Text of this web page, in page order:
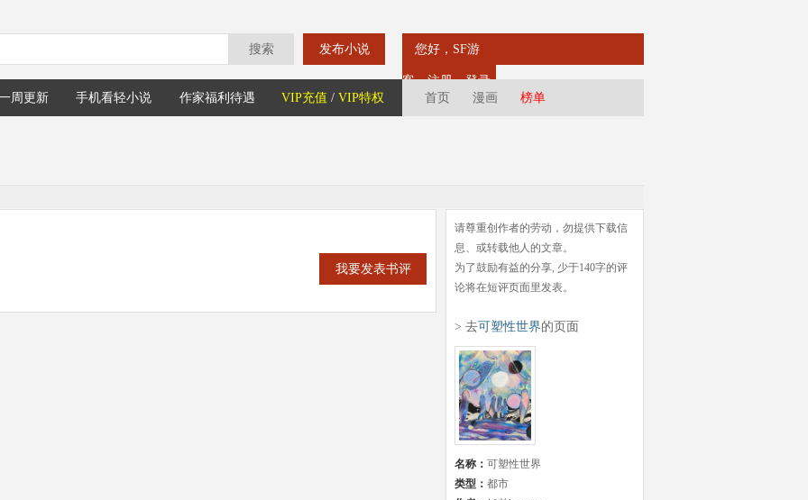
搜索 发布小说 您好，SF游
客注册
登录
周更新 手机看轻小说 作家福利待遇 VIP充值 / VIP特权 首页 漫画 榜单
我要发表书评
请尊重创作者的劳动，勿提供下载信
息、或转载他人的文章。
为了鼓励有益的分享, 少于140字的评
论将在短评页面里发表。
> 去可塑性世界的页面
名称： 可塑性世界
类型： 都市